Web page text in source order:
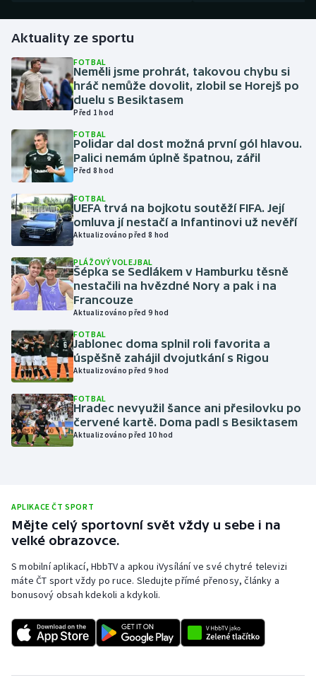
Gymnastika
Házená
Jezdectví
Judo
Krasobruslení
Lezení
Lyže a snowboard
Moderní pětiboj
Motorsport
Olympijské hry
Parasport
Plavání
Plážový volejbal
Short track
Sportovní střelba
Aktuality ze sportu
FOTBAL
Neměli jsme prohrát, takovou chybu si
hráč nemůže dovolit, zlobil se Horejš po
duelu s Besiktasem
Před 1 hod
FOTBAL
Polidar dal dost možná první gól hlavou.
Palici nemám úplně špatnou, zářil
Před 8 hod
FOTBAL
UEFA trvá na bojkotu soutěží FIFA. Její
omluva jí nestačí a Infantinovi už nevěří
Aktualizováno před 8 hod
PLÁŽOVÝ VOLEJBAL
Šépka se Sedlákem v Hamburku těsně
nestačili na hvězdné Nory a pak i na
Francouze
Aktualizováno před 9 hod
FOTBAL
Jablonec doma splnil roli favorita a
úspěšně zahájil dvojutkání s Rigou
Aktualizováno před 9 hod
FOTBAL
Hradec nevyužil šance ani přesilovku po
červené kartě. Doma padl s Besiktasem
Aktualizováno před 10 hod
APLIKACE ČT SPORT
Mějte celý sportovní svět vždy u sebe i na
velké obrazovce.
S mobilní aplikací, HbbTV a apkou iVysílání ve své chytré televizi
máte ČT sport vždy po ruce. Sledujte přímé přenosy, články a
bonusový obsah kdekoli a kdykoli.